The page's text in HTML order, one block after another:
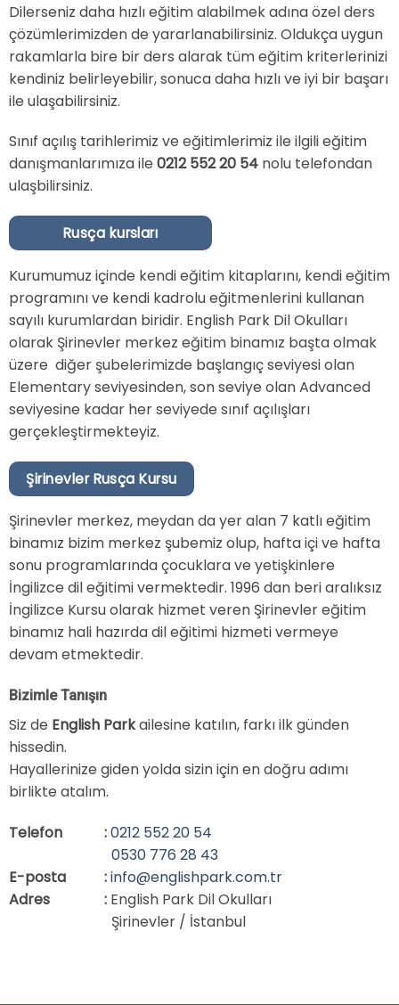
Dilerseniz daha hızlı eğitim alabilmek adına özel ders
çözümlerimizden de yararlanabilirsiniz. Oldukça uygun
rakamlarla bire bir ders alarak tüm eğitim kriterlerinizi
kendiniz belirleyebilir, sonuca daha hızlı ve iyi bir başarı
ile ulaşabilirsiniz.
Sınıf açılış tarihlerimiz ve eğitimlerimiz ile ilgili eğitim
danışmanlarımıza ile 0212 552 20 54nolu telefondan
ulaşbilirsiniz.
Rusça kursları
Kurumumuz içinde kendi eğitim kitaplarını, kendi eğitim
programını ve kendi kadrolu eğitmenlerini kullanan
sayılı kurumlardan biridir. English Park Dil Okulları
olarak Şirinevler merkez eğitim binamız başta olmak
üzere diğer şubelerimizde başlangıç seviyesi olan
Elementary seviyesinden, son seviye olan Advanced
seviyesine kadar her seviyede sınıf açılışları
gerçekleştirmekteyiz.
Şirinevler Rusça Kursu
Şirinevler merkez, meydan da yer alan 7 katlı eğitim
binamız bizim merkez şubemiz olup, hafta içi ve hafta
sonu programlarında çocuklara ve yetişkinlere
İngilizce dil eğitimi vermektedir. 1996 dan beri aralıksız
İngilizce Kursu olarak hizmet veren Şirinevler eğitim
binamız hali hazırda dil eğitimi hizmeti vermeye
devam etmektedir.
Bizimle Tanışın
Siz de English Parkailesine katılın, farkı ilk günden
hissedin.
Hayallerinize giden yolda sizin için en doğru adımı
birlikte atalım.
Telefon
E-posta
Adres
:0212 552 20 54
0530 776 28 43
:info@englishpark.com.tr
:English Park Dil Okulları
Şirinevler / İstanbul